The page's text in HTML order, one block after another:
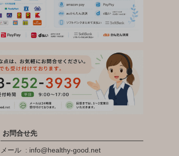
お問合せ先
メール
info@healthy-good.net